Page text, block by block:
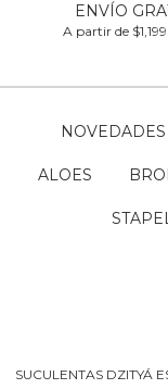
ENVÍO
A partir de
NOVEDADES
ALOES
SUCULENTAS DZITYÁ